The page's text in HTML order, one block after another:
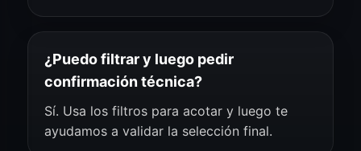
¿Puedo filtrar y luego pedir
confirmación técnica?
Sí. Usa los filtros para acotar y luego te
ayudamos a validar la selección final.